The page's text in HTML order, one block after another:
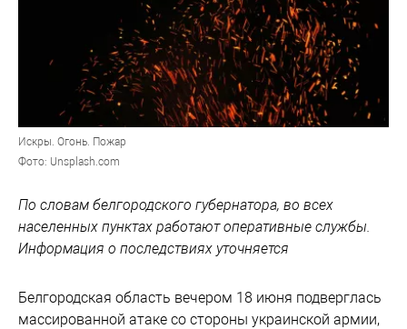
Искры. Огонь. Пожар
Фото: Unsplash.com
По словам белгородского губернатора, во всех
населенных пунктах работают оперативные службы.
Информация о последствиях уточняется
Белгородская область вечером 18 июня подверглась
массированной атаке со стороны украинской армии,